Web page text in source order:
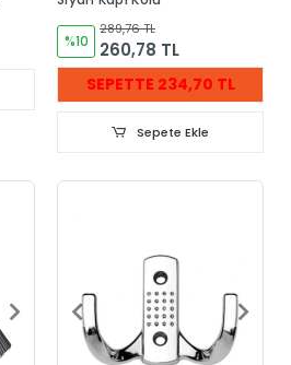
%10
289,76 TL
260,78 TL
SEPETTE 234,70 TL
Sepete Ekle